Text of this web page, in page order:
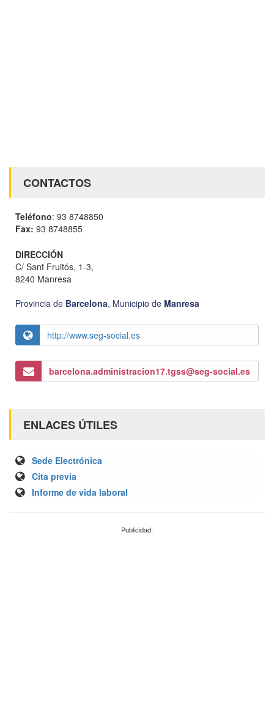
CONTACTOS
Teléfono: 93 8748850
Fax: 93 8748855
DIRECCIÓN
C/ Sant Fruitós, 1-3,
8240 Manresa
Provincia de Barcelona, Municipio de Manresa
http://www.seg-social.es
barcelona.administracion17.tgss@seg-social.es
ENLACES ÚTILES
Sede Electrónica
Cita previa
Informe de vida laboral
Publicidad: